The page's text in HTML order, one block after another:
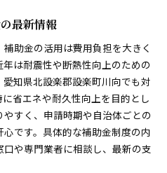
最新情報
助金の活用は費用負担を大きく
は耐震性や断熱性向上のための
知県北設楽郡設楽町川向でも対
省エネや耐久性向上を目的とし
すく、申請時期や自治体ごとの
です。具体的な補助金制度の内
や専門業者に相談し、最新の支